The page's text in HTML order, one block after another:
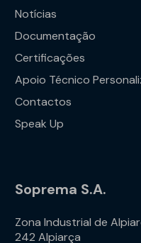
Notícias
Documentação
Certificações
Apoio Técnico
Contactos
Speak Up
Soprema S.A.
Zona Industrial de
242 Alpiarça